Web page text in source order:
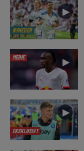
NYHEDER
►
MEDIE ►
EKSKLUSIVT
►